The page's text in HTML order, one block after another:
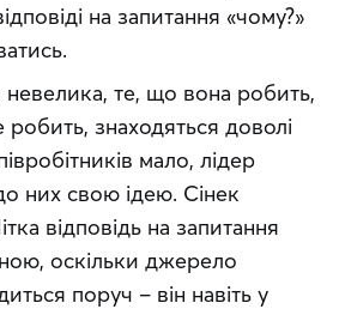
на запитання «чому?»
невелика, те, що вона робить,
робить, знаходяться доволі
мало, лідер
них свою ідею. Сінек
відповідь на запитання
оскільки джерело
поруч – він навіть у